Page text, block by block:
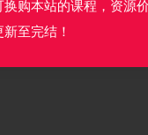
购本站的课程，资源
至完结！